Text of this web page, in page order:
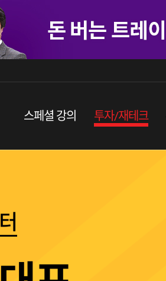
스페셜강의 투자/재테크